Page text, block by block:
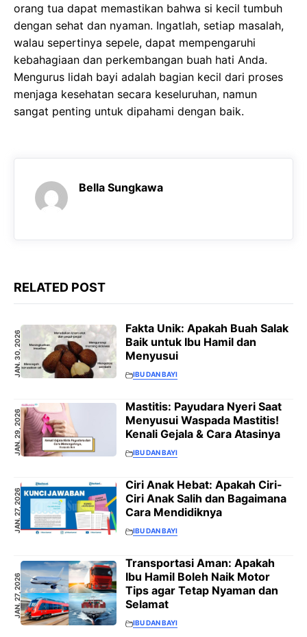
orang tua dapat memastikan bahwa si kecil tumbuh
dengan sehat dan nyaman. Ingatlah, setiap masalah,
walau sepertinya sepele, dapat mempengaruhi
kebahagiaan dan perkembangan buah hati Anda.
Mengurus lidah bayi adalah bagian kecil dari proses
menjaga kesehatan secara keseluruhan, namun
sangat penting untuk dipahami dengan baik.
Bella Sungkawa
RELATED POST
JAN. 30, 2026
Fakta Unik: Apakah Buah Salak
Baik untuk Ibu Hamil dan
Menyusui
IBU DAN BAYI
JAN. 29, 2026
Mastitis: Payudara Nyeri Saat
Menyusui Waspada Mastitis!
Kenali Gejala & Cara Atasinya
IBU DAN BAYI
JAN. 27, 2026
Ciri Anak Hebat: Apakah Ciri-
Ciri Anak Salih dan Bagaimana
Cara Mendidiknya
IBU DAN BAYI
JAN. 27, 2026
Transportasi Aman: Apakah
Ibu Hamil Boleh Naik Motor
Tips agar Tetap Nyaman dan
Selamat
IBU DAN BAYI